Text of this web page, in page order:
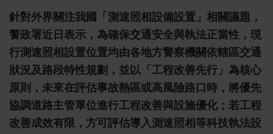
針對外界關注我國「測速照相設備設置」相關議題，
警政署近日表示，為確保交通安全與執法正當性，現
行測速照相設置位置均由各地方警察機關依轄區交通
狀況及路段特性規劃，並以「工程改善先行」為核心
原則，未來在評估事故熱區或高風險路口時，將優先
協調道路主管單位進行工程改善與設施優化；若工程
改善成效有限，方可評估導入測速照相等科技執法設